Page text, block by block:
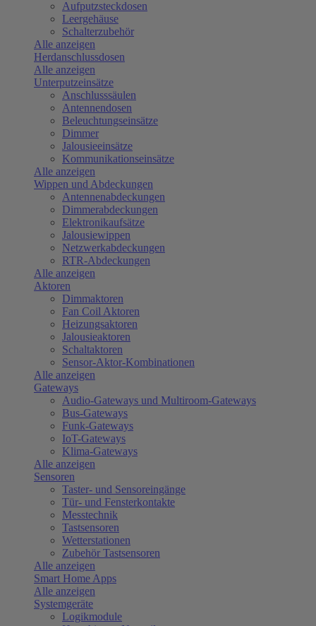
Aufputzsteckdosen
Leergehäuse
Schalterzubehör
Alle anzeigen
Herdanschlussdosen
Alle anzeigen
Unterputzeinsätze
Anschlusssäulen
Antennendosen
Beleuchtungseinsätze
Dimmer
Jalousieeinsätze
Kommunikationseinsätze
Alle anzeigen
Wippen und Abdeckungen
Antennenabdeckungen
Dimmerabdeckungen
Elektronikaufsätze
Jalousiewippen
Netzwerkabdeckungen
RTR-Abdeckungen
Alle anzeigen
Aktoren
Dimmaktoren
Fan Coil Aktoren
Heizungsaktoren
Jalousieaktoren
Schaltaktoren
Sensor-Aktor-Kombinationen
Alle anzeigen
Gateways
Audio-Gateways und Multiroom-Gateways
Bus-Gateways
Funk-Gateways
IoT-Gateways
Klima-Gateways
Alle anzeigen
Sensoren
Taster- und Sensoreingänge
Tür- und Fensterkontakte
Messtechnik
Tastsensoren
Wetterstationen
Zubehör Tastsensoren
Alle anzeigen
Smart Home Apps
Alle anzeigen
Systemgeräte
Logikmodule